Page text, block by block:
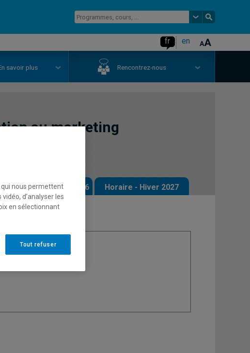
fr en
savoir plus Rencontrez-nous
au marketing
Horaire - Automne 2026 Horaire - Hiver 2027
Discipline: Marketing
nous permettent
d’analyser les
en sélectionnant
Tout refuser